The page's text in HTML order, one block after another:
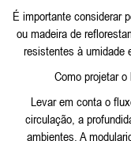
É importante considerar
ou madeira de
resistentes à umidade
Como projetar
Levar em conta o
circulação, a
ambientes. A